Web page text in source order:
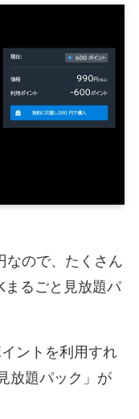
なので、たくさん
まるごと見放題パ
ントを利用すれ
放題パック」が